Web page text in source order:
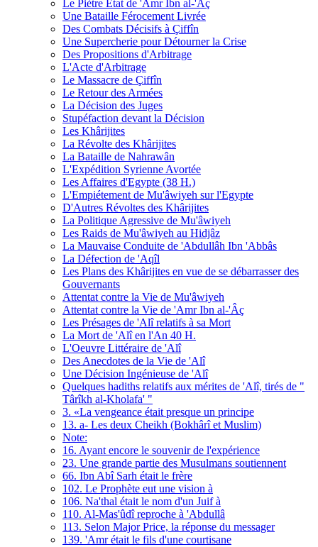
Le Piètre État de 'Amr Ibn al-'Âç
Une Bataille Férocement Livrée
Des Combats Décisifs à Çiffîn
Une Supercherie pour Détourner la Crise
Des Propositions d'Arbitrage
L'Acte d'Arbitrage
Le Massacre de Çiffîn
Le Retour des Armées
La Décision des Juges
Stupéfaction devant la Décision
Les Khârijites
La Révolte des Khârijites
La Bataille de Nahrawân
L'Expédition Syrienne Avortée
Les Affaires d'Egypte (38 H.)
L'Empiétement de Mu'âwiyeh sur l'Egypte
D'Autres Révoltes des Khârijites
La Politique Agressive de Mu'âwiyeh
Les Raids de Mu'âwiyeh au Hidjâz
La Mauvaise Conduite de 'Abdullâh Ibn 'Abbâs
La Défection de 'Aqîl
Les Plans des Khârijites en vue de se débarrasser des
Gouvernants
Attentat contre la Vie de Mu'âwiyeh
Attentat contre la Vie de 'Amr Ibn al-'Âç
Les Présages de 'Alî relatifs à sa Mort
La Mort de 'Alî en l'An 40 H.
L'Oeuvre Littéraire de 'Alî
Des Anecdotes de la Vie de 'Alî
Une Décision Ingénieuse de 'Alî
Quelques hadiths relatifs aux mérites de 'Alî, tirés de "
Târîkh al-Kholafa' "
3. «La vengeance était presque un principe
13. a- Les deux Cheikh (Bokhârî et Muslim)
Note:
16. Ayant encore le souvenir de l'expérience
23. Une grande partie des Musulmans soutiennent
66. Ibn Abî Sarh était le frère
102. Le Prophète eut une vision à
106. Na'thal était le nom d'un Juif à
110. Al-Mas'ûdî reproche à 'Abdullâ
113. Selon Major Price, la réponse du messager
139. 'Amr était le fils d'une courtisane